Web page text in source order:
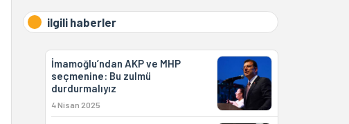
ilgili haberler
İmamoğlu’ndan AKP ve MHP
seçmenine: Bu zulmü
durdurmalıyız
4 Nisan 2025